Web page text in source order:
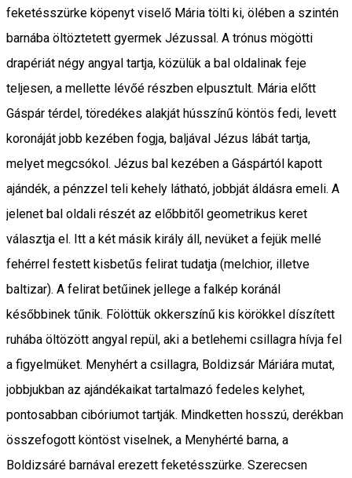
feketésszürke köpenyt viselő Mária tölti ki, ölében a szintén
barnába öltöztetett gyermek Jézussal. A trónus mögötti
drapériát négy angyal tartja, közülük a bal oldalinak feje
teljesen, a mellette lévőé részben elpusztult. Mária előtt
Gáspár térdel, töredékes alakját hússzínű köntös fedi, levett
koronáját jobb kezében fogja, baljával Jézus lábát tartja,
melyet megcsókol. Jézus bal kezében a Gáspártól kapott
ajándék, a pénzzel teli kehely látható, jobbját áldásra emeli. A
jelenet bal oldali részét az előbbitől geometrikus keret
választja el. Itt a két másik király áll, nevüket a fejük mellé
fehérrel festett kisbetűs felirat tudatja (melchior, illetve
baltizar). A felirat betűinek jellege a falkép koránál
későbbinek tűnik. Fölöttük okkerszínű kis körökkel díszített
ruhába öltözött angyal repül, aki a betlehemi csillagra hívja fel
a figyelmüket. Menyhért a csillagra, Boldizsár Máriára mutat,
jobbjukban az ajándékaikat tartalmazó fedeles kelyhet,
pontosabban cibóriumot tartják. Mindketten hosszú, derékban
összefogott köntöst viselnek, a Menyhérté barna, a
Boldizsáré barnával erezett feketésszürke. Szerecsen